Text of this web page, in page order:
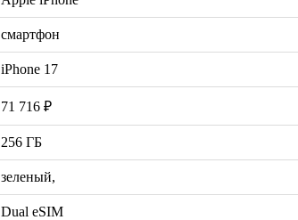
смартфон
iPhone 17
71 716 ₽
256 ГБ
зеленый,
Dual eSIM